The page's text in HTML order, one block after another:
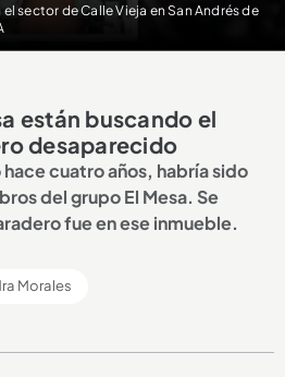
sector de Calle Vieja en San Andrés de
están buscando el
desaparecido
cuatro años, habría sido
del grupo El Mesa. Se
fue en ese inmueble.
Morales